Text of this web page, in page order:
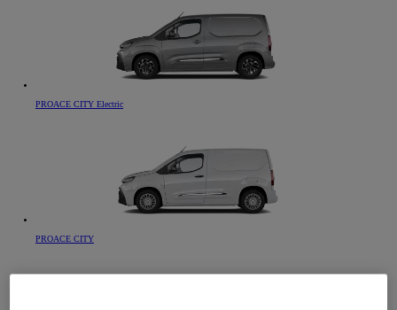
PROACE CITY Electric
PROACE CITY